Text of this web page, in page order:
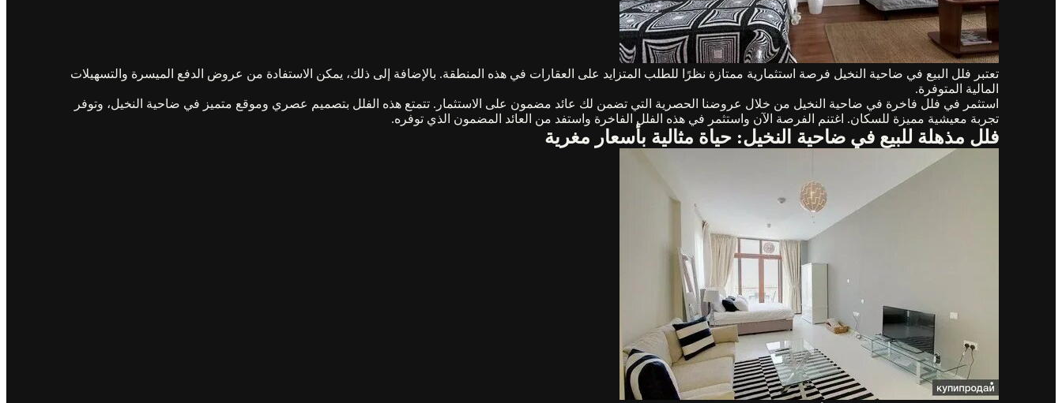
تعتبر فلل البيع في ضاحية النخيل فرصة استثمارية ممتازة نظرًا للطلب المتزايد على العقارات في هذه المنطقة. بالإضافة إلى ذلك، يمكن الاستفادة من عروض الدفع الميسرة والتسهيلات
المالية المتوفرة.
استثمر في فلل فاخرة في ضاحية النخيل من خلال عروضنا الحصرية التي تضمن لك عائد مضمون على الاستثمار. تتمتع هذه الفلل بتصميم عصري وموقع متميز في ضاحية النخيل، وتوفر
تجربة معيشية مميزة للسكان. اغتنم الفرصة الآن واستثمر في هذه الفلل الفاخرة واستفد من العائد المضمون الذي توفره.
فلل مذهلة للبيع في ضاحية النخيل: حياة مثالية بأسعار مغرية